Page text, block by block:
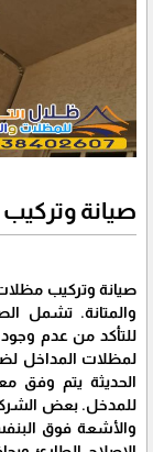
صيانة
صيانة وتركيب
والمتانة. تشمل
للتأكد من عدم
لمظلات المداخل
الحديثة يتم وفق
للمدخل. بعض
والأشعة فوق